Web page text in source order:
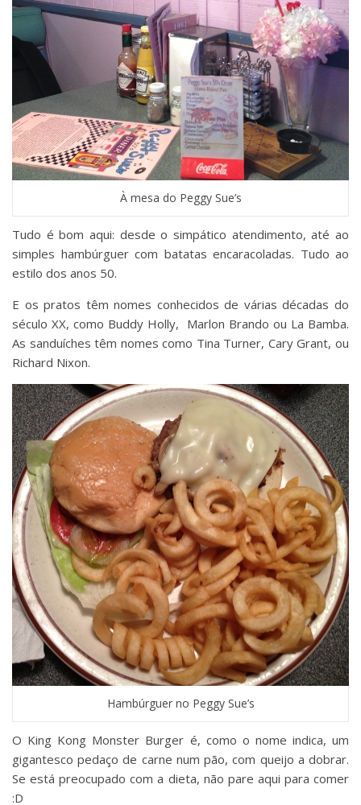
À mesa do Peggy Sue’s
Tudo é bom aqui: desde o simpático atendimento, até ao
simples hambúrguer com batatas encaracoladas. Tudo ao
estilo dos anos 50.
E os pratos têm nomes conhecidos de várias décadas do
século XX, como Buddy Holly, Marlon Brando ou La Bamba.
As sanduíches têm nomes como Tina Turner, Cary Grant, ou
Richard Nixon.
Hambúrguer no Peggy Sue’s
O King Kong Monster Burger é, como o nome indica, um
gigantesco pedaço de carne num pão, com queijo a dobrar.
Se está preocupado com a dieta, não pare aqui para comer
:D